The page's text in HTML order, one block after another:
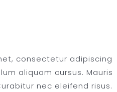
consectetur adipiscing
aliquam cursus. Mauris
nec eleifend risus.